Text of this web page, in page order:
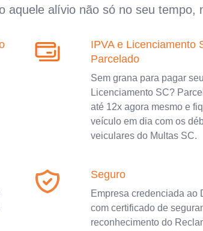
aquele alívio não só no seu tempo,
IPVA e Licenciamento
Parcelado
Sem grana para pagar
Licenciamento SC?
até 12x agora mesmo e
veículo em dia com os
veiculares do Multas SC.
Seguro
Empresa credenciada ao
com certificado de
reconhecimento do